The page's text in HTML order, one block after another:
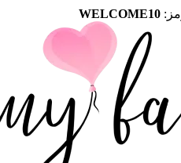
WELCOME10